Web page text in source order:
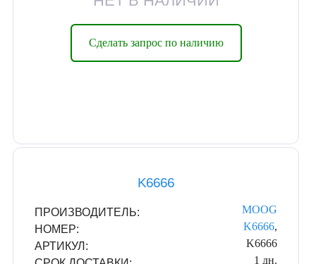
Сделать запрос по наличию
K6666
ПРОИЗВОДИТЕЛЬ:
MOOG
НОМЕР:
K6666,
АРТИКУЛ:
K6666
1 дн.